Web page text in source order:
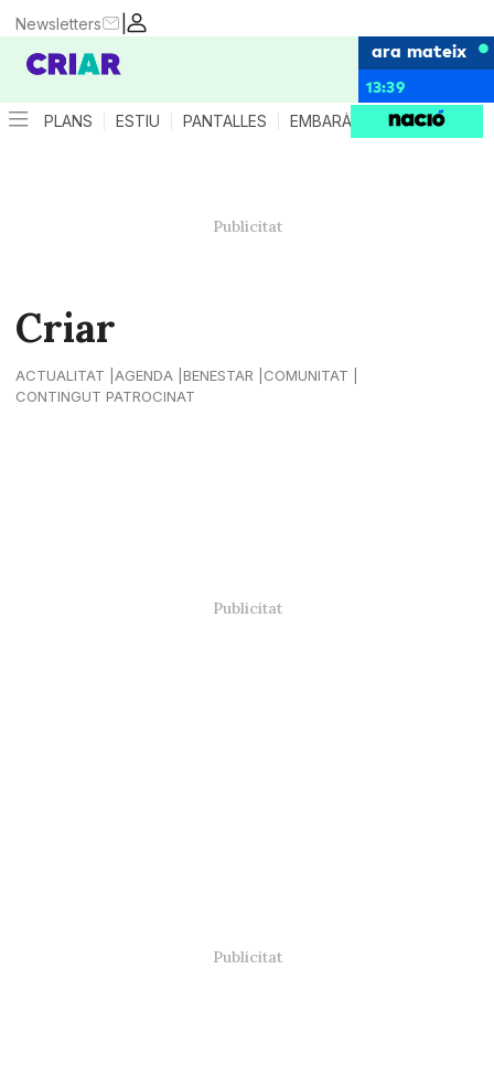
|
Newsletters
ara mateix
13:39
PLANS ESTIU PANTALLES EMBARÀS CRIANÇA
Criar
ACTUALITAT AGENDA BENESTAR
COMUNITAT
CONTINGUT PATROCINAT